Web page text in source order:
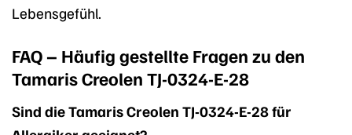
Lebensgefühl.
FAQ – Häufig gestellte Fragen zu den
Tamaris Creolen TJ-0324-E-28
Sind die Tamaris Creolen TJ-0324-E-28 für